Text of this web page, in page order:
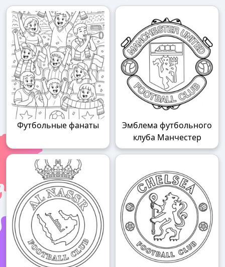
Футбольные фанаты
Эмблема футбольного
клуба Манчестер